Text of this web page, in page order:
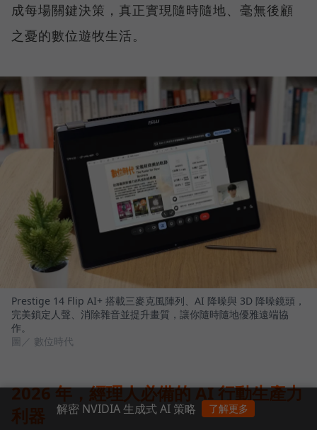
成每場關鍵決策，真正實現隨時隨地、毫無後顧
之憂的數位遊牧生活。
Prestige 14 Flip AI+ 搭載三麥克風陣列、AI 降噪與 3D 降噪鏡頭，
完美鎖定人聲、消除雜音並提升畫質，讓你隨時隨地優雅遠端協
作。
圖／ 數位時代
2026 年，經理人必備的 AI 行動生產力
利器
解密 NVIDIA 生成式 AI 策略 了解更多